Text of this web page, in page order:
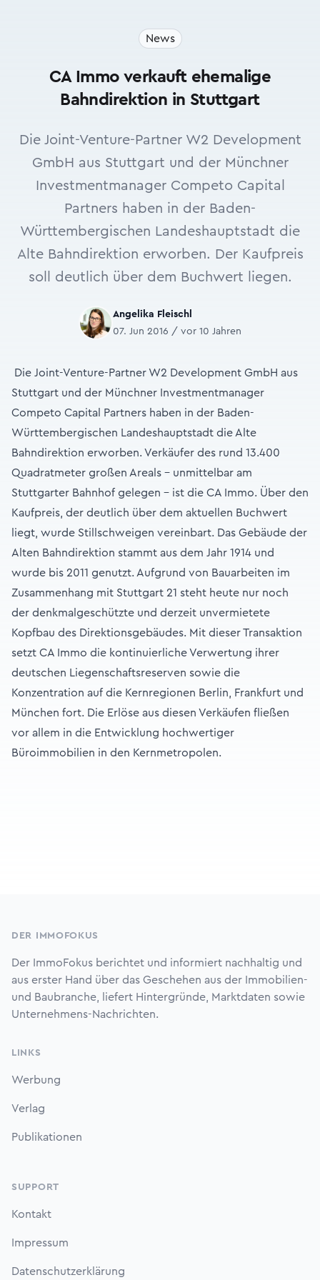
News
CA Immo verkauft ehemalige
Bahndirektion in Stuttgart
Die Joint-Venture-Partner W2 Development
GmbH aus Stuttgart und der Münchner
Investmentmanager Competo Capital
Partners haben in der Baden-
Württembergischen Landeshauptstadt die
Alte Bahndirektion erworben. Der Kaufpreis
soll deutlich über dem Buchwert liegen.
Angelika Fleischl
07. Jun 2016 / vor 10 Jahren
Die Joint-Venture-Partner W2 Development GmbH aus
Stuttgart und der Münchner Investmentmanager
Competo Capital Partners haben in der Baden-
Württembergischen Landeshauptstadt die Alte
Bahndirektion erworben. Verkäufer des rund 13.400
Quadratmeter großen Areals – unmittelbar am
Stuttgarter Bahnhof gelegen – ist die CA Immo. Über den
Kaufpreis, der deutlich über dem aktuellen Buchwert
liegt, wurde Stillschweigen vereinbart. Das Gebäude der
Alten Bahndirektion stammt aus dem Jahr 1914 und
wurde bis 2011 genutzt. Aufgrund von Bauarbeiten im
Zusammenhang mit Stuttgart 21 steht heute nur noch
der denkmalgeschützte und derzeit unvermietete
Kopfbau des Direktionsgebäudes. Mit dieser Transaktion
setzt CA Immo die kontinuierliche Verwertung ihrer
deutschen Liegenschaftsreserven sowie die
Konzentration auf die Kernregionen Berlin, Frankfurt und
München fort. Die Erlöse aus diesen Verkäufen fließen
vor allem in die Entwicklung hochwertiger
Büroimmobilien in den Kernmetropolen.
DER IMMOFOKUS
Der ImmoFokus berichtet und informiert nachhaltig und
aus erster Hand über das Geschehen aus der Immobilien-
und Baubranche, liefert Hintergründe, Marktdaten sowie
Unternehmens-Nachrichten.
LINKS
Werbung
Verlag
Publikationen
SUPPORT
Kontakt
Impressum
Datenschutzerklärung